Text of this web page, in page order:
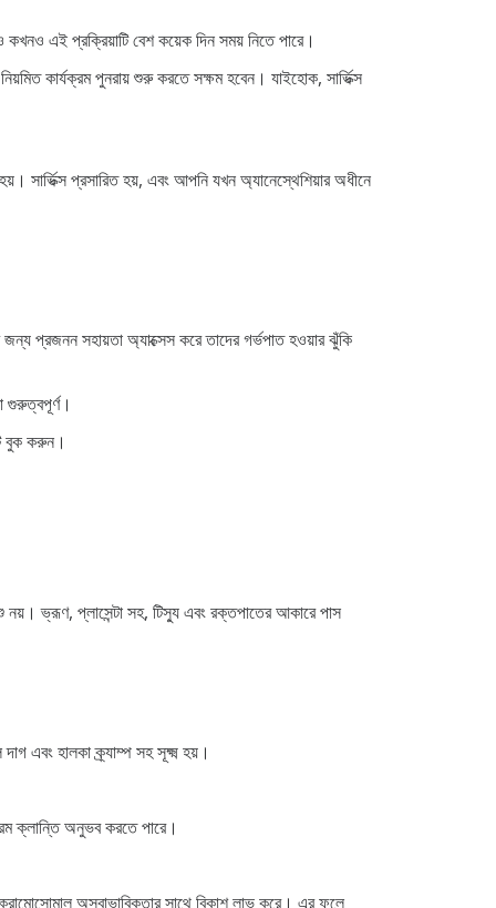
এই প্রক্রিয়াটি বেশ কয়েক দিন সময় নিতে পারে।
কার্যক্রম পুনরায় শুরু করতে সক্ষম হবেন। যাইহোক, সার্ভিক্স
সার্ভিক্স প্রসারিত হয়, এবং আপনি যখন অ্যানেস্থেশিয়ার অধীনে
জন্য প্রজনন সহায়তা অ্যাক্সেস করে তাদের গর্ভপাত হওয়ার ঝুঁকি
গুরুত্বপূর্ণ।
বুক করুন।
ভ্রূণ, প্লাসেন্টা সহ, টিস্যু এবং রক্তপাতের আকারে পাস
এবং হালকা ক্র্যাম্প সহ সূক্ষ্ম হয়।
ক্লান্তি অনুভব করতে পারে।
অস্বাভাবিকতার সাথে বিকাশ লাভ করে। এর ফলে